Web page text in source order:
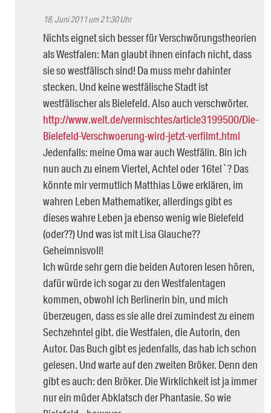
18. Juni 2011 um 21:30 Uhr
Nichts eignet sich besser für Verschwörungstheorien
als Westfalen: Man glaubt ihnen einfach nicht, dass
sie so westfälisch sind! Da muss mehr dahinter
stecken. Und keine westfälische Stadt ist
westfälischer als Bielefeld. Also auch verschwörter.
http://www.welt.de/vermischtes/article3199500/Die-
Bielefeld-Verschwoerung-wird-jetzt-verfilmt.html
Jedenfalls: meine Oma war auch Westfälin. Bin ich
nun auch zu einem Viertel, Achtel oder 16tel`? Das
könnte mir vermutlich Matthias Löwe erklären, im
wahren Leben Mathematiker, allerdings gibt es
dieses wahre Leben ja ebenso wenig wie Bielefeld
(oder??) Und was ist mit Lisa Glauche??
Geheimnisvoll!
Ich würde sehr gern die beiden Autoren lesen hören,
dafür würde ich sogar zu den Westfalentagen
kommen, obwohl ich Berlinerin bin, und mich
überzeugen, dass es sie alle drei zumindest zu einem
Sechzehntel gibt. die Westfalen, die Autorin, den
Autor. Das Buch gibt es jedenfalls, das hab ich schon
gelesen. Und warte auf den zweiten Bröker. Denn den
gibt es auch: den Bröker. Die Wirklichkeit ist ja immer
nur ein müder Abklatsch der Phantasie. So wie